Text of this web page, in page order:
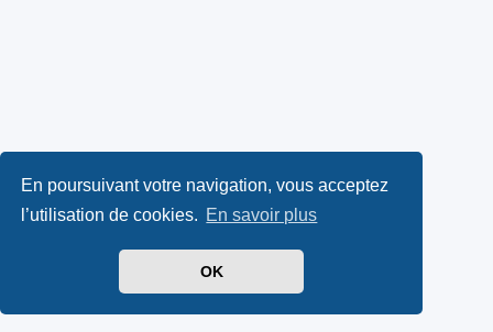
En poursuivant votre navigation, vous acceptez
l’utilisation de cookies. En savoir plus
OK